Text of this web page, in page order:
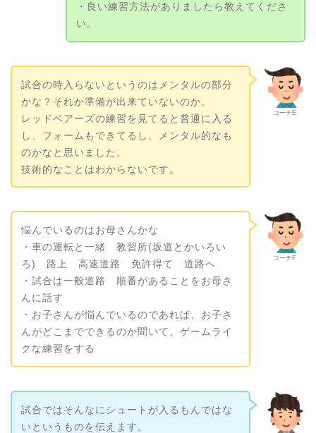
・良い練習方法がありましたら教えてくださ
い。
コーチE
試合の時入らないというのはメンタルの部分
かな？それか準備が出来ていないのか。
レッドベアーズの練習を見てると普通に入る
し、フォームもできてるし、メンタル的なも
のかなと思いました。
技術的なことはわからないです。
コーチF
悩んでいるのはお母さんかな
・車の運転と一緒 教習所(坂道とかいろい
ろ) 路上 高速道路 免許得て 道路へ
・試合は一般道路 順番があることをお母さ
んに話す
・お子さんが悩んでいるのであれば、お子さ
んがどこまでできるのか聞いて、ゲームライ
クな練習をする
試合ではそんなにシュートが入るもんではな
いというものを伝えます。